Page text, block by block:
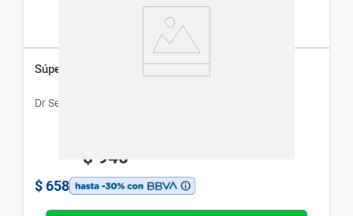
Súper Sérum Dr.Selby Hialurónico x 30 ml
Dr Selby
$ 940
$ 658